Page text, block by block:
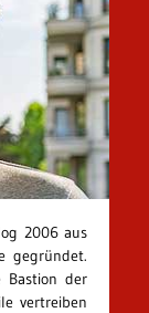
2006 aus
gegründet.
Bastion der
vertreiben